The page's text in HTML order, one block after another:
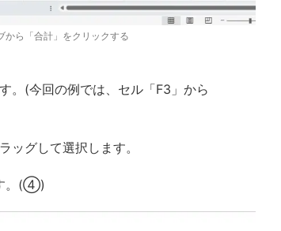
から「合計」をクリックする
。(今回の例では、セル「F3」から
ッグして選択します。
。(④)